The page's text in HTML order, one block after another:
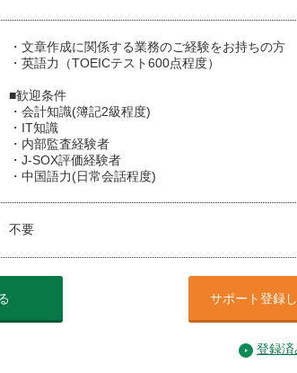
・文章作成に関係する業務のご経験をお持ちの方
・英語力（TOEICテスト600点程度）
■歓迎条件
・会計知識(簿記2級程度)
・IT知識
・内部監査経験者
・J-SOX評価経験者
・中国語力(日常会話程度)
不要
サポート登録
登録済